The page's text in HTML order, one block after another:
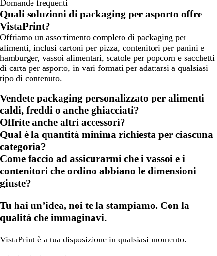
Domande frequenti
Quali soluzioni di packaging per asporto offre
VistaPrint?
Offriamo un assortimento completo di packaging per
alimenti, inclusi cartoni per pizza, contenitori per panini e
hamburger, vassoi alimentari, scatole per popcorn e sacchetti
di carta per asporto, in vari formati per adattarsi a qualsiasi
tipo di contenuto.
Vendete packaging personalizzato per alimenti
caldi, freddi o anche ghiacciati?
Offrite anche altri accessori?
Qual è la quantità minima richiesta per ciascuna
categoria?
Come faccio ad assicurarmi che i vassoi e i
contenitori che ordino abbiano le dimensioni
giuste?
Tu hai un’idea, noi te la stampiamo. Con la
qualità che immaginavi.
VistaPrint è a tua disposizione in qualsiasi momento.